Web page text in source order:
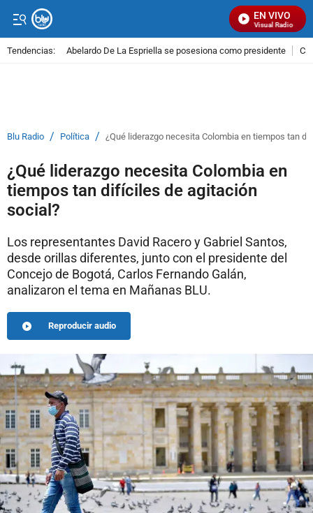
EN VIVO
Señal Visual Radio
Tendencias: Abelardo De La Espriella se posesiona como presidente
Blu Radio / Política / ¿Qué liderazgo necesita Colombia en tiempos tan
¿Qué liderazgo necesita Colombia en
tiempos tan difíciles de agitación
social?
Los representantes David Racero y Gabriel Santos,
desde orillas diferentes, junto con el presidente del
Concejo de Bogotá, Carlos Fernando Galán,
analizaron el tema en Mañanas BLU.
Reproducir audio